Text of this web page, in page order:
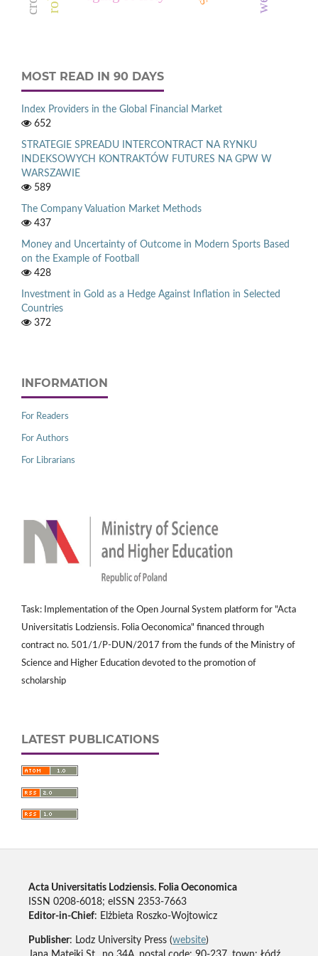
MOST READ IN 90 DAYS
Index Providers in the Global Financial Market
652
STRATEGIE SPREADU INTERCONTRACT NA RYNKU
INDEKSOWYCH KONTRAKTÓW FUTURES NA GPW W
WARSZAWIE
589
The Company Valuation Market Methods
437
Money and Uncertainty of Outcome in Modern Sports Based
on the Example of Football
428
Investment in Gold as a Hedge Against Inflation in Selected
Countries
372
INFORMATION
For Readers
For Authors
For Librarians
Task: Implementation of the Open Journal System platform for "Acta
Universitatis Lodziensis. Folia Oeconomica" financed through
contract no. 501/1/P-DUN/2017 from the funds of the Ministry of
Science and Higher Education devoted to the promotion of
scholarship
LATEST PUBLICATIONS
Acta Universitatis Lodziensis. Folia Oeconomica
ISSN 0208-6018; eISSN 2353-7663
Editor-in-Chief: Elżbieta Roszko-Wojtowicz
Publisher: Lodz University Press (website)